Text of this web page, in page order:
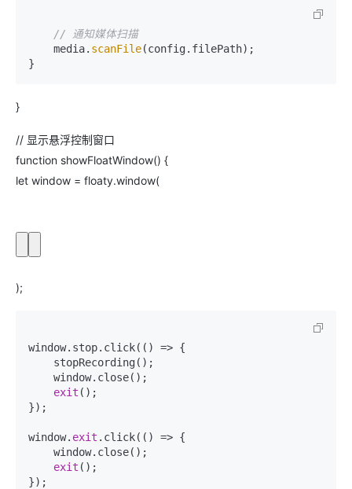
// 通知媒体扫描
    media.
scanFile(config.filePath);
}
// 显示悬浮控制窗口
function showFloatWindow() {
let window = floaty.window(
);
window.stop.click(() => {
exit ();
});
window. exit .click(() => {
exit ();